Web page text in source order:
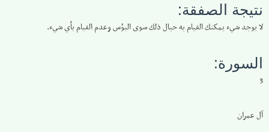
نتيجة الصفقة:
لا يوجد شيء يمكنك القيام به حيال ذلك سوى البؤس وعدم القيام بأي شيء.
السورة:
3
آل عمران